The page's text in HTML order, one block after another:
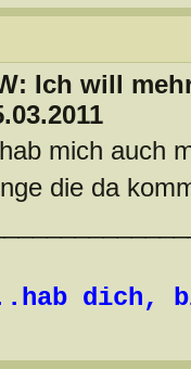
Ich will
mich auch
die da
dich,